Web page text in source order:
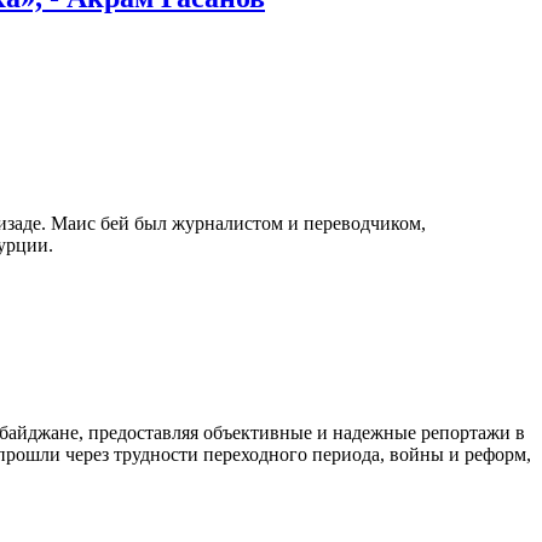
Маис бей был журналистом и переводчиком,
предоставляя объективные и надежные репортажи в
через трудности переходного периода, войны и реформ,